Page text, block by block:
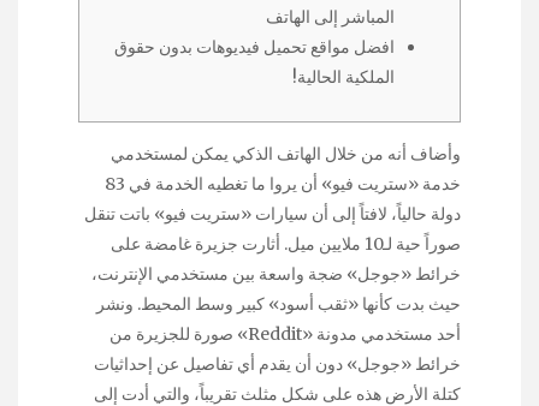
المباشر إلى الهاتف
افضل مواقع تحميل فيديوهات بدون حقوق
الملكية الحالية!
وأضاف أنه من خلال الهاتف الذكي يمكن لمستخدمي
خدمة «ستريت فيو» أن يروا ما تغطيه الخدمة في 83
دولة حالياً، لافتاً إلى أن سيارات «ستريت فيو» باتت تنقل
صوراً حية لـ10 ملايين ميل. أثارت جزيرة غامضة على
خرائط «جوجل» ضجة واسعة بين مستخدمي الإنترنت،
حيث بدت كأنها «ثقب أسود» كبير وسط المحيط. ونشر
أحد مستخدمي مدونة «Reddit» صورة للجزيرة من
خرائط «جوجل» دون أن يقدم أي تفاصيل عن إحداثيات
كتلة الأرض هذه على شكل مثلث تقريباً، والتي أدت إلى